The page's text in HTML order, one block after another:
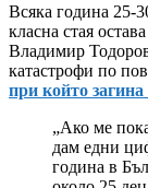
Всяка година 25-
класна стая
Владимир
катастрофи по
при който
„Ако ме
дам едни
година в